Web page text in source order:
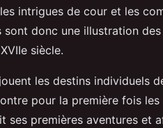
intrigues de cour et les
sont donc une illustration
siècle.
les destins individuels
pour la première fois
ses premières aventures et